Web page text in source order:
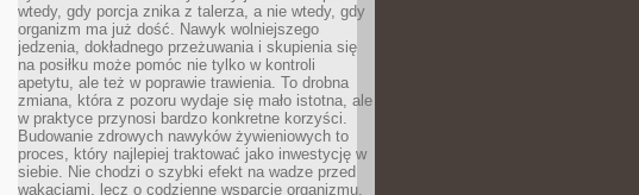
wtedy, gdy porcja znika z talerza, a nie wtedy, gdy
organizm ma już dość. Nawyk wolniejszego
jedzenia, dokładnego przeżuwania i skupienia się
na posiłku może pomóc nie tylko w kontroli
apetytu, ale też w poprawie trawienia. To drobna
zmiana, która z pozoru wydaje się mało istotna, ale
w praktyce przynosi bardzo konkretne korzyści.
Budowanie zdrowych nawyków żywieniowych to
proces, który najlepiej traktować jako inwestycję w
siebie. Nie chodzi o szybki efekt na wadze przed
wakacjami, lecz o codzienne wsparcie organizmu,